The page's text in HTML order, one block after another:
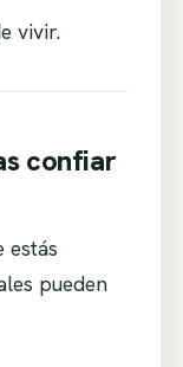
vivir.
confiar
estás
pueden